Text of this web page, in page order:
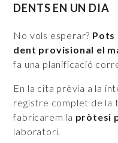
DENTS EN UN DIA
No vols esperar? Pots
dent provisional el
fa una planificació
En la cita prèvia a la
registre complet de la
fabricarem la pròtesi
laboratori.